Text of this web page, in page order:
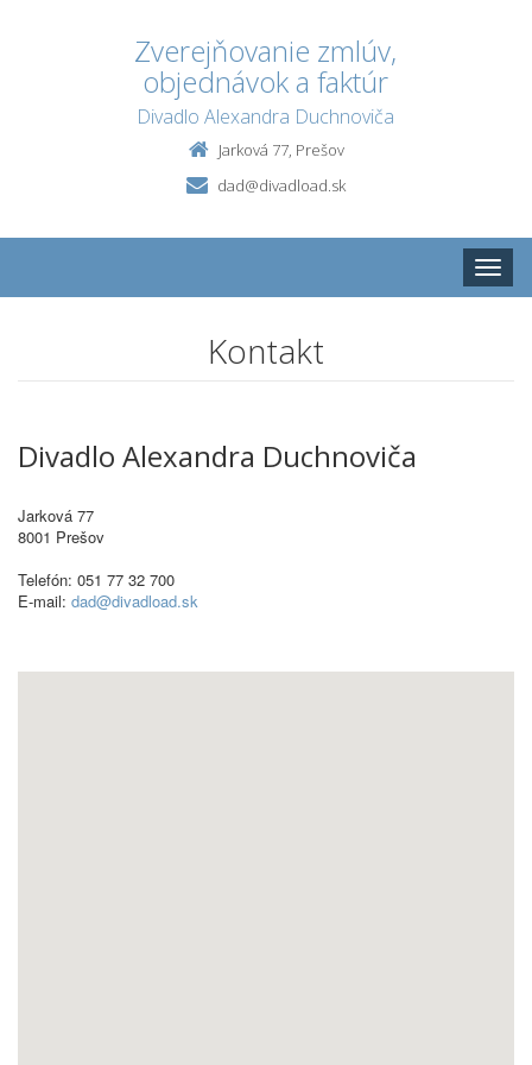
Zverejňovanie zmlúv,
objednávok a faktúr
Divadlo Alexandra Duchnoviča
Jarková 77, Prešov
dad@divadload.sk
Toggle
Kontakt
Divadlo Alexandra Duchnoviča
Jarková 77
8001 Prešov
Telefón: 051 77 32 700
E-mail: dad@divadload.sk